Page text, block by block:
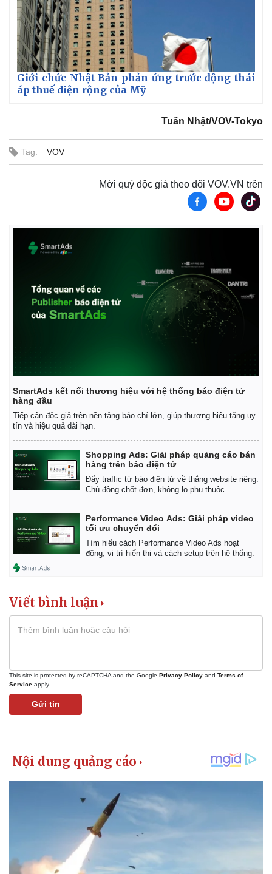
Kinh tế
Bất động sản
Khởi nghiệp
Thị trường
Giá vàng
Giới chức Nhật Bản phản ứng trước động thái
áp thuế diện rộng của Mỹ
Tuấn Nhật/VOV-Tokyo
Tag: VOV
Mời quý độc giả theo dõi VOV.VN trên
SmartAds kết nối thương hiệu với hệ thống báo điện tử
hàng đầu
Tiếp cận độc giả trên nền tảng báo chí lớn, giúp thương hiệu tăng uy
tín và hiệu quả dài hạn.
Shopping Ads: Giải pháp quảng cáo bán
hàng trên báo điện tử
Đẩy traffic từ báo điện tử về thẳng website riêng.
Chủ động chốt đơn, không lo phụ thuộc.
Performance Video Ads: Giải pháp video
tối ưu chuyển đổi
Tìm hiểu cách Performance Video Ads hoạt
động, vị trí hiển thị và cách setup trên hệ thống.
Viết bình luận
This site is protected by reCAPTCHA and the Google Privacy Policy and Terms of
Service apply.
Gửi tin